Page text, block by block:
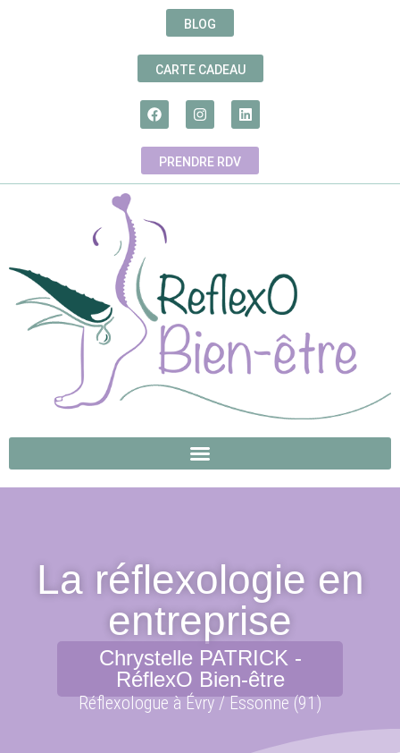
BLOG
CARTE CADEAU
PRENDRE RDV
La réflexologie en
entreprise
Chrystelle PATRICK -
RéflexO Bien-être
Réflexologue à Évry / Essonne (91)